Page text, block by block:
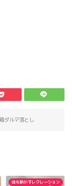
ダルマ落とし
体を動かすレクレーション